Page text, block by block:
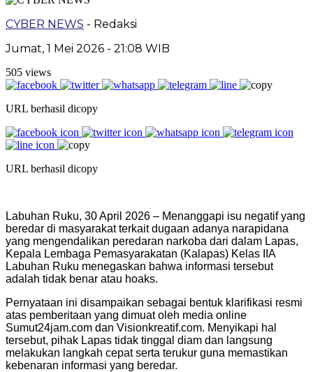
CYBER NEWS - Redaksi
Jumat, 1 Mei 2026 - 21:08 WIB
505 views
URL berhasil dicopy
URL berhasil dicopy
Labuhan Ruku, 30 April 2026 – Menanggapi isu negatif yang
beredar di masyarakat terkait dugaan adanya narapidana
yang mengendalikan peredaran narkoba dari dalam Lapas,
Kepala Lembaga Pemasyarakatan (Kalapas) Kelas IIA
Labuhan Ruku menegaskan bahwa informasi tersebut
adalah tidak benar atau hoaks.
Pernyataan ini disampaikan sebagai bentuk klarifikasi resmi
atas pemberitaan yang dimuat oleh media online
Sumut24jam.com dan Visionkreatif.com. Menyikapi hal
tersebut, pihak Lapas tidak tinggal diam dan langsung
melakukan langkah cepat serta terukur guna memastikan
kebenaran informasi yang beredar.